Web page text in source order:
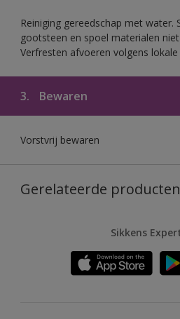
Reiniging gereedschap met
gootsteen en spoel materialen
Verfresten afvoeren volgens
3. Bewaren
Vorstvrij bewaren
Gerelateerde producten
Sikkens